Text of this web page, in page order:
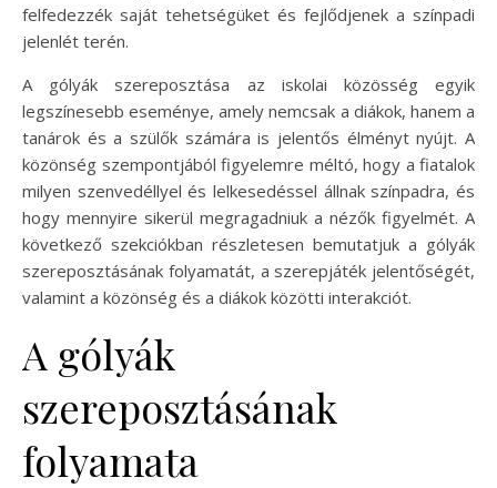
felfedezzék saját tehetségüket és fejlődjenek a színpadi
jelenlét terén.
A gólyák szereposztása az iskolai közösség egyik
legszínesebb eseménye, amely nemcsak a diákok, hanem a
tanárok és a szülők számára is jelentős élményt nyújt. A
közönség szempontjából figyelemre méltó, hogy a fiatalok
milyen szenvedéllyel és lelkesedéssel állnak színpadra, és
hogy mennyire sikerül megragadniuk a nézők figyelmét. A
következő szekciókban részletesen bemutatjuk a gólyák
szereposztásának folyamatát, a szerepjáték jelentőségét,
valamint a közönség és a diákok közötti interakciót.
A gólyák
szereposztásának
folyamata